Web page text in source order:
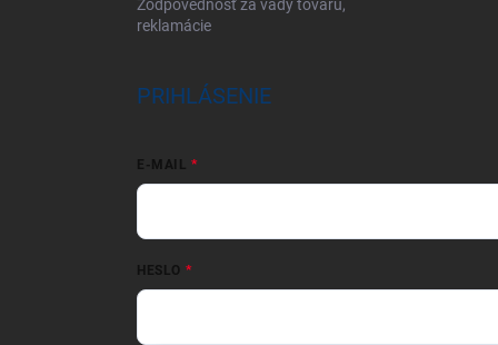
Zodpovednosť za vady tovaru,
reklamácie
PRIHLÁSENIE
E-MAIL
HESLO